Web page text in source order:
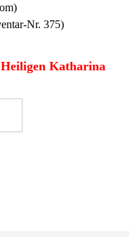
Nr. 375)
Katharina